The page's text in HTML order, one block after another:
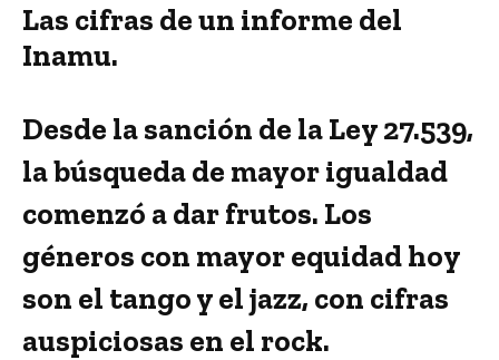
Las cifras de un informe del
Inamu.
Desde la sanción de la Ley 27.539,
la búsqueda de mayor igualdad
comenzó a dar frutos. Los
géneros con mayor equidad hoy
son el tango y el jazz, con cifras
auspiciosas en el rock.